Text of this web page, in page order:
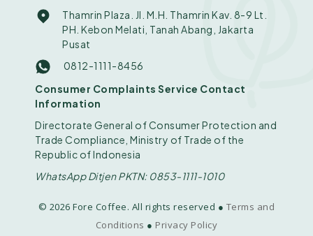
Thamrin Plaza. Jl. M.H. Thamrin Kav. 8-9 Lt.
PH. Kebon Melati, Tanah Abang, Jakarta
Pusat
0812-1111-8456
Consumer Complaints Service Contact
Information
Directorate General of Consumer Protection and
Trade Compliance, Ministry of Trade of the
Republic of Indonesia
WhatsApp Ditjen PKTN: 0853-1111-1010
© 2026 Fore Coffee. All rights reserved ● Terms and
Conditions ● Privacy Policy